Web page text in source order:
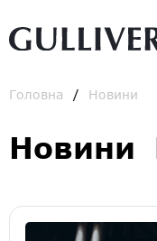
Головна Новини
Новини